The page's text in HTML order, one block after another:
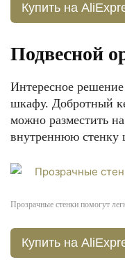
Купить на
Подвесной
Интересное
шкафу. Добротный
можно разместить
внутреннюю стенку
Прозрачные стенки помогут
Купить на